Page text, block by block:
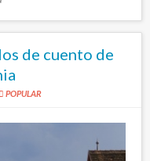
de cuento de
POPULAR